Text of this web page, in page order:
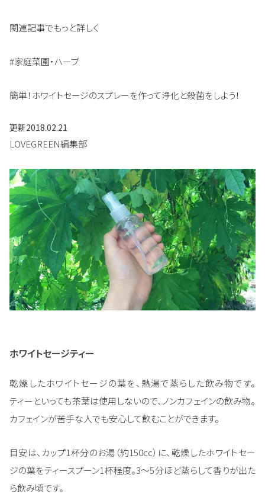
関連記事でもっと詳しく
#家庭菜園・ハーブ
簡単！ホワイトセージのスプレーを作って浄化と殺菌をしよう！
更新2018.02.21
LOVEGREEN編集部
ホワイトセージティー
乾燥したホワイトセージの葉を、熱湯で蒸らした飲み物です。
ティーといっても茶葉は使用しないので、ノンカフェインの飲み物。
カフェインが苦手な人でも安心して飲むことができます。
目安は、カップ1杯分のお湯（約150cc）に、乾燥したホワイトセー
ジの葉をティースプーン1杯程度。3～5分ほど蒸らして香りが出た
ら飲み頃です。